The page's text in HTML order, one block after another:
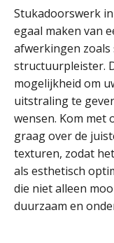
Stukadoorswerk
egaal maken van
afwerkingen
structuurpleister.
mogelijkheid om
uitstraling te
wensen. Kom met
graag over de
texturen, zodat
als esthetisch
die niet alleen
duurzaam en